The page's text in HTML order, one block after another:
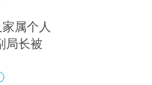
属个人
局长被